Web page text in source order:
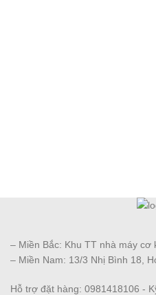
– Miền Bắc: Khu TT nhà máy cơ
– Miền Nam: 13/3 Nhị Bình 18,
Hỗ trợ đặt hàng: 0981418106 -